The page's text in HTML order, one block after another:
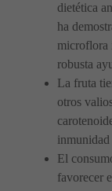
dietética
ha
microflora
robusta
La fruta
otros
inmunidad
El
favorecer